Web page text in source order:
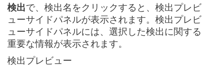
検出で、検出名をクリックすると、検出プレビ
ューサイドパネルが表示されます。検出プレビ
ューサイドパネルには、選択した検出に関する
重要な情報が表示されます。
検出プレビュー